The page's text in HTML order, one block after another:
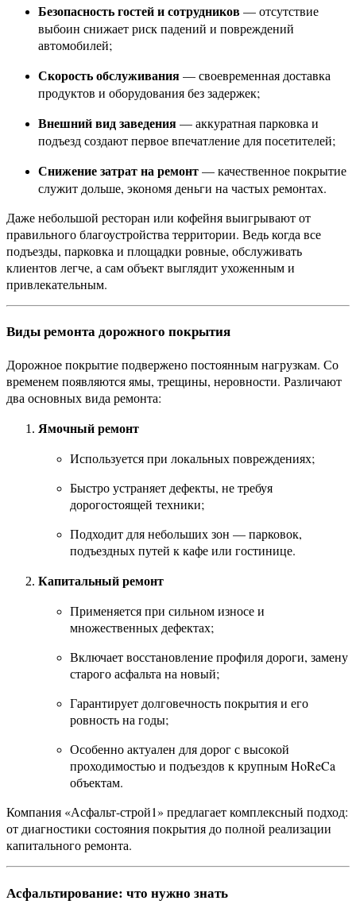
Безопасность гостей и сотрудников— отсутствие
выбоин снижает риск падений и повреждений
автомобилей;
Скорость обслуживания— своевременная доставка
продуктов и оборудования без задержек;
Внешний вид заведения— аккуратная парковка и
подъезд создают первое впечатление для посетителей;
Снижение затрат на ремонт— качественное покрытие
служит дольше, экономя деньги на частых ремонтах.
Даже небольшой ресторан или кофейня выигрывают от
правильного благоустройства территории. Ведь когда все
подъезды, парковка и площадки ровные, обслуживать
клиентов легче, а сам объект выглядит ухоженным и
привлекательным.
Виды ремонта дорожного покрытия
Дорожное покрытие подвержено постоянным нагрузкам. Со
временем появляются ямы, трещины, неровности. Различают
два основных вида ремонта:
Ямочный ремонт
Используется при локальных повреждениях;
Быстро устраняет дефекты, не требуя
дорогостоящей техники;
Подходит для небольших зон — парковок,
подъездных путей к кафе или гостинице.
Капитальный ремонт
Применяется при сильном износе и
множественных дефектах;
Включает восстановление профиля дороги, замену
старого асфальта на новый;
Гарантирует долговечность покрытия и его
ровность на годы;
Особенно актуален для дорог с высокой
проходимостью и подъездов к крупным HoReCa
объектам.
Компания «Асфальт-строй1» предлагает комплексный подход:
от диагностики состояния покрытия до полной реализации
капитального ремонта.
Асфальтирование: что нужно знать